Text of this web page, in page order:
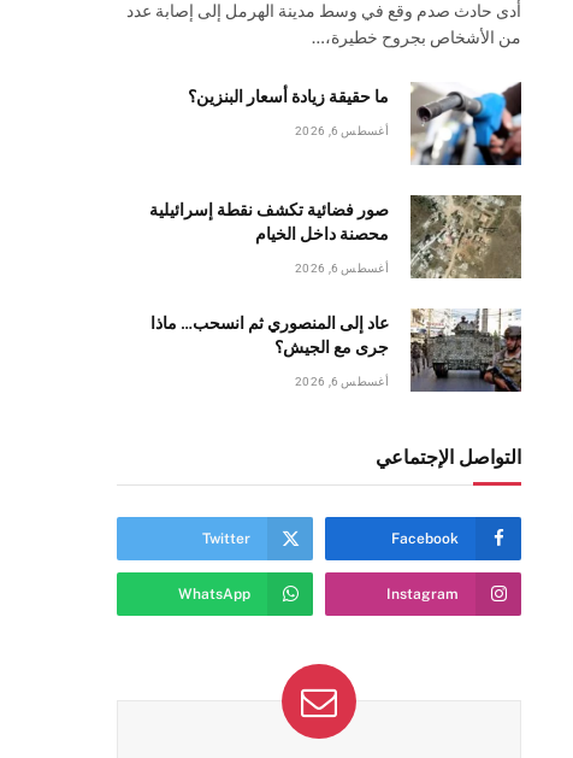
أدى حادث صدم وقع في وسط مدينة الهرمل إلى إصابة عدد
من الأشخاص بجروح خطيرة،…
ما حقيقة زيادة أسعار البنزين؟
أغسطس 6, 2026
صور فضائية تكشف نقطة إسرائيلية
محصنة داخل الخيام
أغسطس 6, 2026
عاد إلى المنصوري ثم انسحب… ماذا
جرى مع الجيش؟
أغسطس 6, 2026
التواصل الإجتماعي
Facebook
Twitter
Instagram
WhatsApp